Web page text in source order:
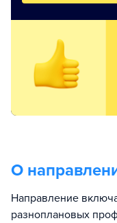
О
Направление
разноплановых